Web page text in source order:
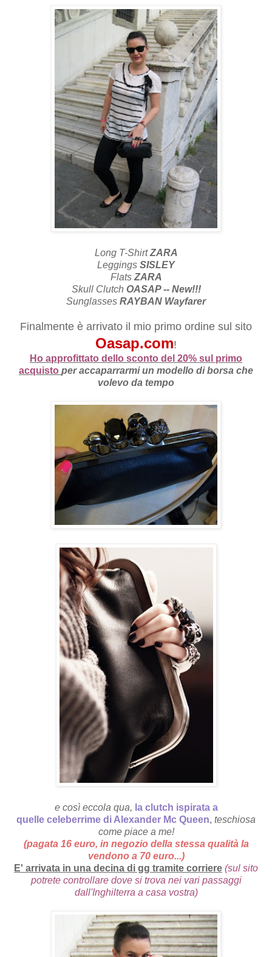
Long T-ShirtZARA
Leggings SISLEY
Flats ZARA
Skull Clutch OASAP -- New!!!
Sunglasses RAYBAN Wayfarer
Finalmente è arrivato il mio primo ordine sul sito
Oasap.com!
Ho approfittato dello sconto del 20% sul primo
acquisto per accaparrarmi un modello di borsa che
volevo da tempo
e così eccola qua, la clutch ispirata a
quelle celeberrime di Alexander Mc Queen, teschiosa
come piace a me!
(pagata 16 euro, in negozio della stessa qualità la
vendono a 70 euro...)
E' arrivata in una decina di gg tramite corriere (sul sito
potrete controllare dove si trova nei vari passaggi
dall'Inghilterra a casa vostra)